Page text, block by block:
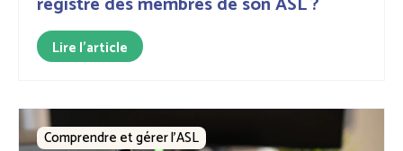
Lire l'article
Comprendre et gérer l’ASL